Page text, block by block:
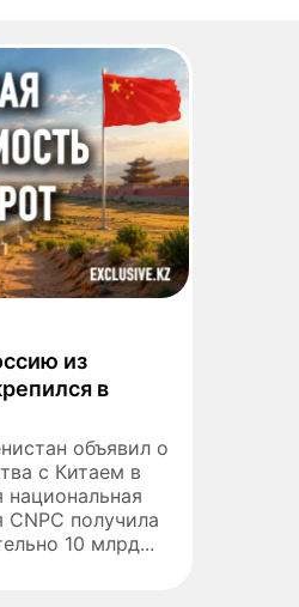
из
в
объявил о
с Китаем в
национальная
CNPC получила
10 млрд...